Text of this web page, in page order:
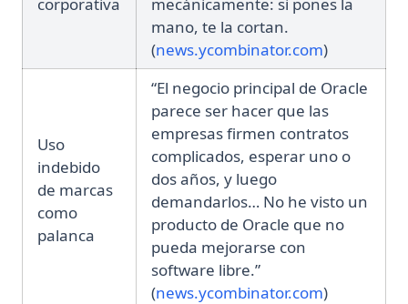
mano, te la cortan.
(news.ycombinator.com(opens in a
)
Uso
indebido
de marcas
como
palanca
“El negocio principal de Oracle
parece ser hacer que las
empresas firmen contratos
complicados, esperar uno o
dos años, y luego
demandarlos… No he visto un
producto de Oracle que no
pueda mejorarse con
software libre.”
(news.ycombinator.com(opens in a
)